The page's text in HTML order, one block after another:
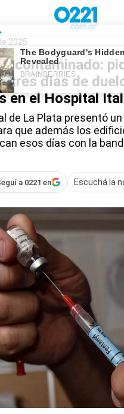
Fentanilo
2025
contaminado:
tres días de
en el Hospital
de La Plata presentó
que además los
esos días con la
a 0221 en
Escuchá la